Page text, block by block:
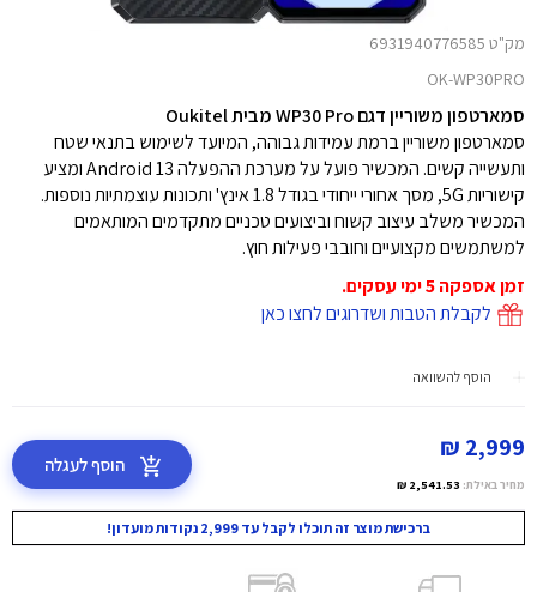
מק"ט 6931940776585
OK-WP30PRO
סמארטפון משוריין דגם WP30 Pro מבית Oukitel
סמארטפון משוריין ברמת עמידות גבוהה, המיועד לשימוש בתנאי שטח
ותעשייה קשים. המכשיר פועל על מערכת ההפעלה Android 13 ומציע
קישוריות 5G, מסך אחורי ייחודי בגודל 1.8 אינץ' ותכונות עוצמתיות נוספות.
המכשיר משלב עיצוב קשוח וביצועים טכניים מתקדמים המותאמים
למשתמשים מקצועיים וחובבי פעילות חוץ.
זמן אספקה 5 ימי עסקים.
לקבלת הטבות ושדרוגים לחצו כאן
הוסף להשוואה
2,999 ₪
מחיר באילת: 2,541.53 ₪
הוסף לעגלה
ברכישת מוצר זה תוכלו לקבל עד 2,999 נקודות מועדון!